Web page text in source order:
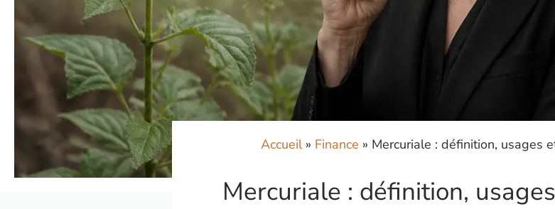
Accueil» Finance » Mercuriale : définition, usages
Mercuriale : définition,